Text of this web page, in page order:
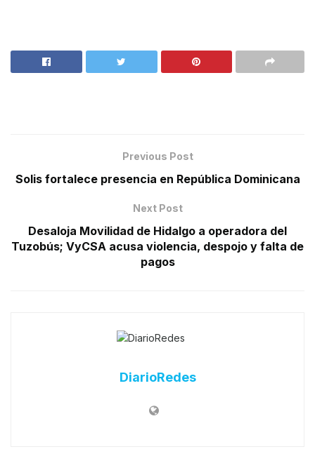
Previous Post
Solis fortalece presencia en República Dominicana
Next Post
Desaloja Movilidad de Hidalgo a operadora del
Tuzobús; VyCSA acusa violencia, despojo y falta de
pagos
DiarioRedes